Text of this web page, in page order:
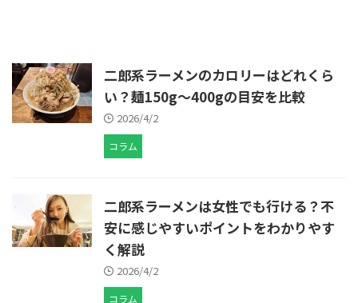
二郎系ラーメンのカロリーはどれくら
い？麺150g〜400gの目安を比較
2026/4/2
コラム
二郎系ラーメンは女性でも行ける？不
安に感じやすいポイントをわかりやす
く解説
2026/4/2
コラム